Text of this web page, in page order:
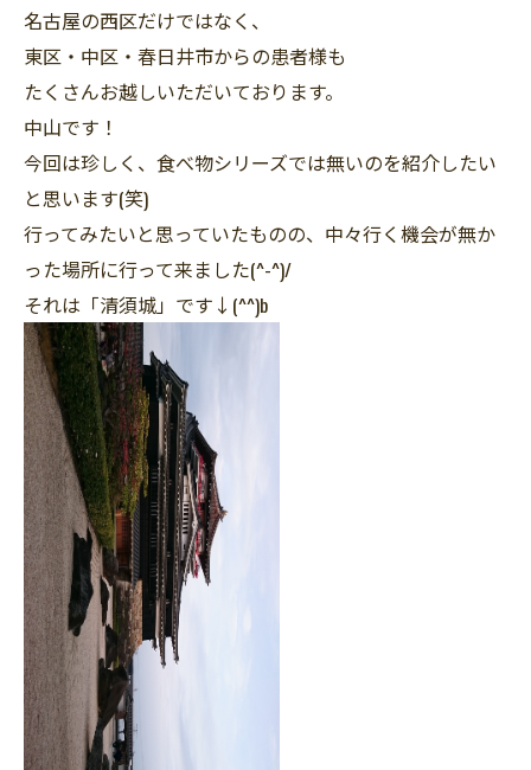
名古屋の西区だけではなく、
東区・中区・春日井市からの患者様も
たくさんお越しいただいております。
中山です！
今回は珍しく、食べ物シリーズでは無いのを紹介したい
と思います(笑)
行ってみたいと思っていたものの、中々行く機会が無か
った場所に行って来ました(^-^)/
それは「清須城」です↓(^^)b